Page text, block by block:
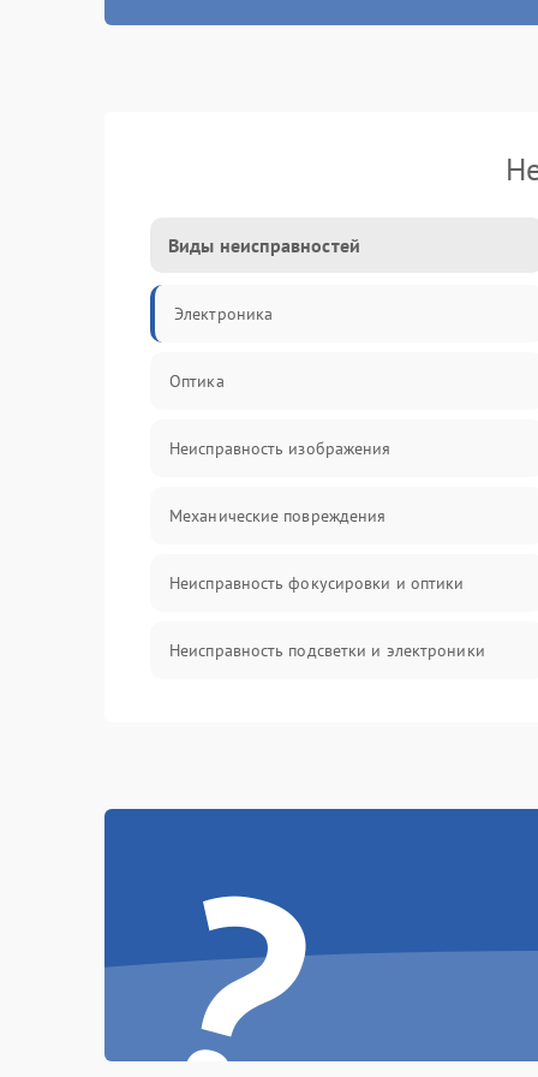
Виды неисправностей
Электроника
Оптика
Неисправность изображения
Механические повреждения
Неисправность фокусировки и оптики
Неисправность подсветки и электроники
Управление
Корпус/Герметичность
Датчики
?